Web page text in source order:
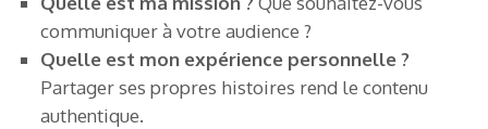
communiquer à votre audience ?
Quelle est mon expérience personnelle ?
Partager ses propres histoires rend le contenu
authentique.